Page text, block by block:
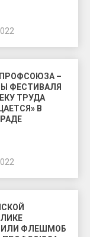
–
ФЕСТИВАЛЯ
ТРУДА
В
ФЛЕШМОБ